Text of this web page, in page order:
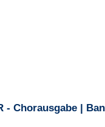
- Chorausgabe |